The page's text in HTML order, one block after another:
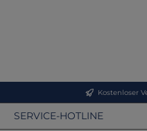
Kostenloser
SERVICE-HOTLINE